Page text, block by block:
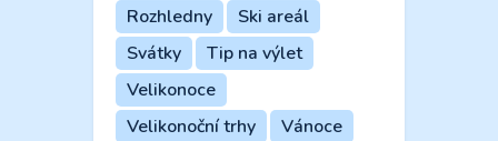
Rozhledny
Ski areál
Svátky
Tip na výlet
Velikonoce
Velikonoční trhy
Vánoce